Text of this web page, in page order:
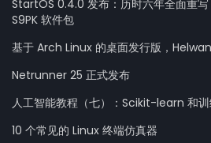
StartOS 0.4.0 发布：历时六年全面重
S9PK 软件包
基于 Arch Linux 的桌面发行版，
Netrunner 25 正式发布
人工智能教程（七）：Scikit-learn 和
10 个常见的 Linux 终端仿真器